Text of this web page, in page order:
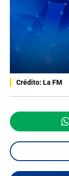
Crédito: La FM